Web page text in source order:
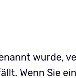
wurde,
Wenn Sie